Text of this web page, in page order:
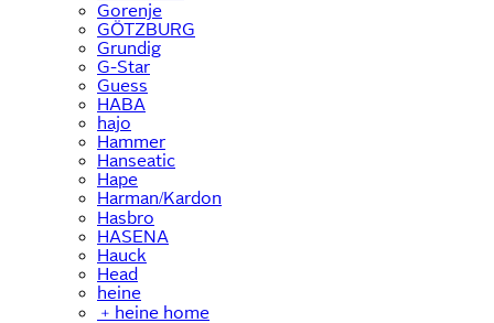
Gorenje
GÖTZBURG
Grundig
G-Star
Guess
HABA
hajo
Hammer
Hanseatic
Hape
Harman/Kardon
Hasbro
HASENA
Hauck
Head
heine
﹢ heine home